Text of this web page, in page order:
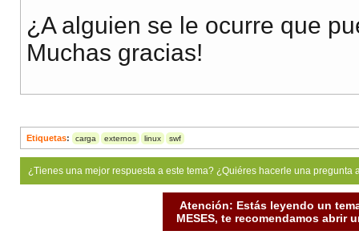
¿A alguien se le ocurre que
Muchas gracias!
Etiquetas: carga externos linux swf
¿Tienes una mejor respuesta a este tema? ¿Quiéres hacerle una
Atención: Estás leyendo un
MESES, te recomendamos abrir